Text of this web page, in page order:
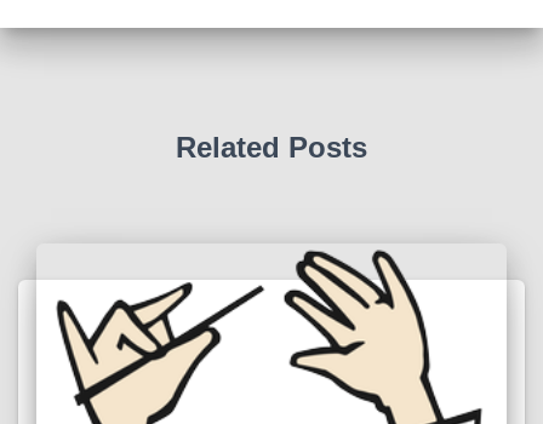
Related Posts